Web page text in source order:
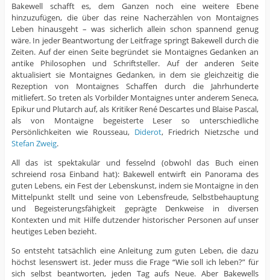
Bakewell schafft es, dem Ganzen noch eine weitere Ebene
hinzuzufügen, die über das reine Nacherzählen von Montaignes
Leben hinausgeht – was sicherlich allein schon spannend genug
wäre. In jeder Beantwortung der Leitfrage springt Bakewell durch die
Zeiten. Auf der einen Seite begründet sie Montaignes Gedanken an
antike Philosophen und Schriftsteller. Auf der anderen Seite
aktualisiert sie Montaignes Gedanken, in dem sie gleichzeitig die
Rezeption von Montaignes Schaffen durch die Jahrhunderte
mitliefert. So treten als Vorbilder Montaignes unter anderem Seneca,
Epikur und Plutarch auf, als Kritiker René Descartes und Blaise Pascal,
als von Montaigne begeisterte Leser so unterschiedliche
Persönlichkeiten wie Rousseau, Diderot, Friedrich Nietzsche und
Stefan Zweig.
All das ist spektakulär und fesselnd (obwohl das Buch einen
schreiend rosa Einband hat): Bakewell entwirft ein Panorama des
guten Lebens, ein Fest der Lebenskunst, indem sie Montaigne in den
Mittelpunkt stellt und seine von Lebensfreude, Selbstbehauptung
und Begeisterungsfähigkeit geprägte Denkweise in diversen
Kontexten und mit Hilfe dutzender historischer Personen auf unser
heutiges Leben bezieht.
So entsteht tatsächlich eine Anleitung zum guten Leben, die dazu
höchst lesenswert ist. Jeder muss die Frage “Wie soll ich leben?” für
sich selbst beantworten, jeden Tag aufs Neue. Aber Bakewells